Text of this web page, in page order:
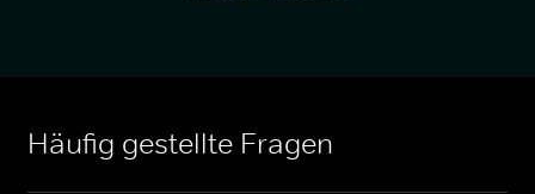
Häufig gestellte Fragen